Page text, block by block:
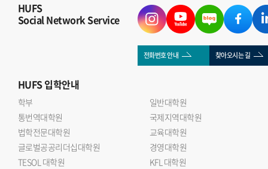
HUFS
Social Network Service
전화번호 안내 찾아오시는 길
HUFS입학안내
학부
일반대학원
통번역대학원
국제지역대학원
법학전문대학원
교육대학원
글로벌공공리더십대학원
경영대학원
TESOL 대학원
KFL 대학원